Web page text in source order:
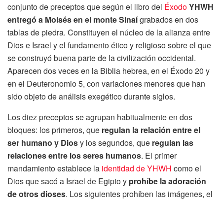
conjunto de preceptos que según el libro del ÉxodoYHWH
entregó a Moisés en el monte Sinaígrabados en dos
tablas de piedra. Constituyen el núcleo de la alianza entre
Dios e Israel y el fundamento ético y religioso sobre el que
se construyó buena parte de la civilización occidental.
Aparecen dos veces en la Biblia hebrea, en el Éxodo 20 y
en el Deuteronomio 5, con variaciones menores que han
sido objeto de análisis exegético durante siglos.
Los diez preceptos se agrupan habitualmente en dos
bloques: los primeros, que regulan la relación entre el
ser humano y Diosy los segundos, que regulan las
relaciones entre los seres humanos. El primer
mandamiento establece la identidad de YHWH como el
Dios que sacó a Israel de Egipto y prohíbe la adoración
de otros dioses. Los siguientes prohíben las imágenes, el